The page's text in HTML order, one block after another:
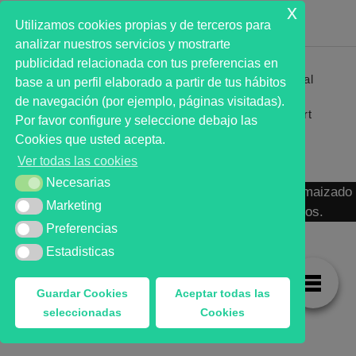
Primer analista bursátil automatizado profesional
que ayuda a la decisión | First automated stock
markets analyst software as a desission support
system.
MARKT ADVISOR ® 2016 :: Análisis Bursátil Automaizado
de Activos Cotizados en Mercados Organizados.
Utilizamos cookies propias y de terceros para
analizar nuestros servicios y mostrarte
publicidad relacionada con tus preferencias en
base a un perfil elaborado a partir de tus hábitos
de navegación (por ejemplo, páginas visitadas).
Por favor configure y seleccione debajo las
Cookies que usted acepta.
Ver todas las cookies
NecesariasNecesarias
MarketingMarketing
Preferencias
Preferencias
Estadisticas
Estadisticas
Guardar Cookies
seleccionadas
Aceptar todas las
Cookies
x